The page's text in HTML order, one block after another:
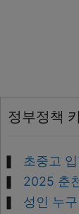
정부정책
초중고
2025 춘
성인 누